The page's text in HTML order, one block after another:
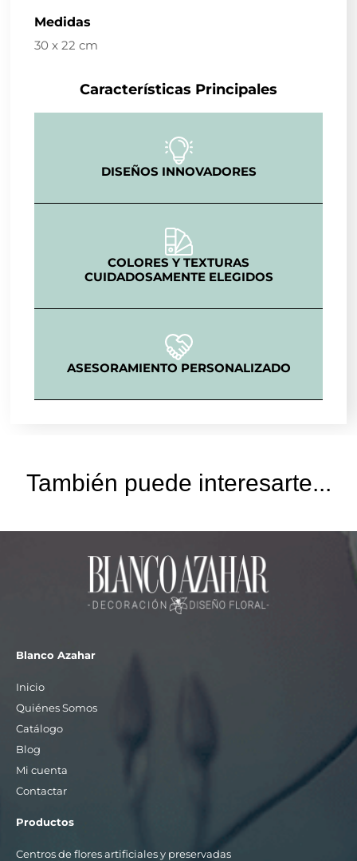
Medidas
30 x 22 cm
Características Principales
DISEÑOS INNOVADORES
COLORES Y TEXTURAS
CUIDADOSAMENTE ELEGIDOS
ASESORAMIENTO PERSONALIZADO
También puede interesarte...
Blanco Azahar
Inicio
Quiénes Somos
Catálogo
Blog
Mi cuenta
Contactar
Productos
Centros de flores artificiales y preservadas